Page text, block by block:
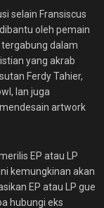
selain Fransiscus
oleh pemain
dalam
yang akrab
Ferdy Tahier,
Ian juga
artwork
EP atau LP
kemungkinan akan
EP atau LP gue
hubungi eks